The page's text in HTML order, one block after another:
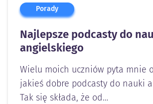
Porady
Najlepsze podcasty do
angielskiego
Wielu moich uczniów pyta mnie
jakieś dobre podcasty do nauki
Tak się składa, że od…